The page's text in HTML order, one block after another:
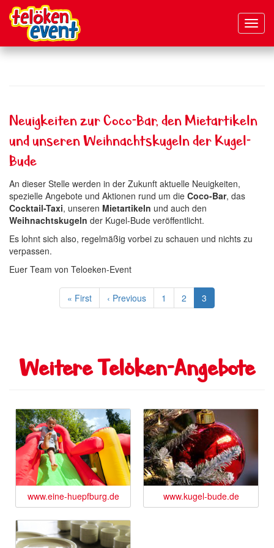
Direkt
Neuigkeiten zur Coco-Bar, den Mietartikeln
und unseren Weihnachtskugeln der Kugel-
Bude
An dieser Stelle werden in der Zukunft aktuelle Neuigkeiten,
spezielle Angebote und Aktionen rund um die Coco-Bar, das
Cocktail-Taxi, unseren Mietartikeln und auch den
Weihnachtskugeln der Kugel-Bude veröffentlicht.
Es lohnt sich also, regelmäßig vorbei zu schauen und nichts zu
verpassen.
Euer Team von Teloeken-Event
Seitennummerierung
Erste
Seite
« First
Vorherige
Seite
‹ Previous Seite
1 Seite
2
Aktuelle
Seite
3
Weitere Telöken-Angebote
www.eine-huepfburg.de www.kugel-bude.de